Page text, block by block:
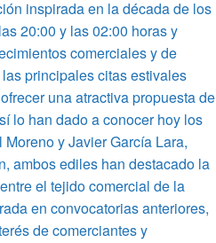
inspirada en la década de los
20:00 y las 02:00 horas y
comerciales y de
principales citas estivales
una atractiva propuesta de
lo han dado a conocer hoy los
y Javier García Lara,
ambos ediles han destacado la
el tejido comercial de la
en convocatorias anteriores,
de comerciantes y